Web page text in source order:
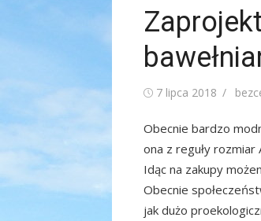
Posted
7 lipca 2018
Obecnie bardzo
ona z reguły rozmiar
Idąc na zakupy
Obecnie
jak dużo